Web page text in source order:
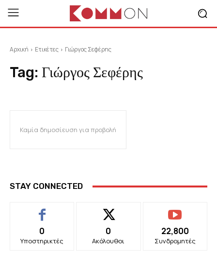
Αρχική Ετικέτες Γιώργος Σεφέρης
Tag: Γιώργος Σεφέρης
Καμία δημοσίευση για προβολή
STAY CONNECTED
0
Υποστηρικτές
0
Ακόλουθοι
22,800
Συνδρομητές